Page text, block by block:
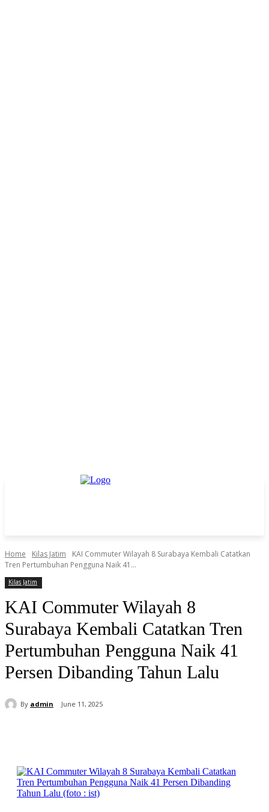
Home Kilas Jatim
KAI Commuter Wilayah 8 Surabaya Kembali Catatkan
Tren Pertumbuhan Pengguna Naik 41...
Kilas Jatim
KAI Commuter Wilayah 8
Surabaya Kembali Catatkan Tren
Pertumbuhan Pengguna Naik 41
Persen Dibanding Tahun Lalu
By admin June 11, 2025